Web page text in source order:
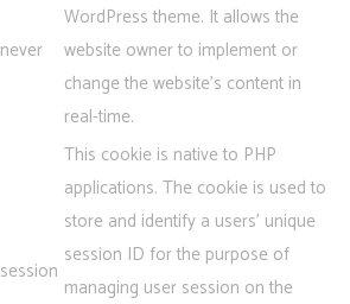
never
WordPress theme. It allows the
website owner to implement or
change the website's content in
real-time.
session
This cookie is native to PHP
applications. The cookie is used to
store and identify a users' unique
session ID for the purpose of
managing user session on the